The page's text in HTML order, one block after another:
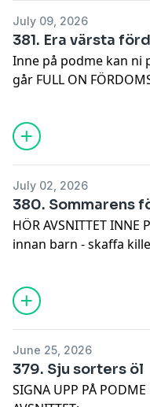
July 09, 2026
381. Era värsta
Inne på podme kan ni
går FULL ON
fördomar och vi
Hur ofta går tjejerna
krig ordet ”vårtgård”
July 02, 2026
380. Sommarens
HÖR AVSNITTET
innan barn - skaffa
June 25, 2026
379. Sju sorters öl
SIGNA UPP PÅ PODME